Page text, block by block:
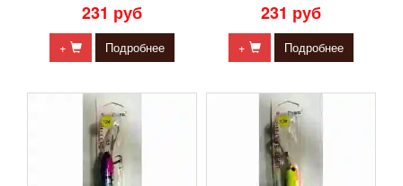
231 руб
+ Подробнее
231 руб
+ Подробнее